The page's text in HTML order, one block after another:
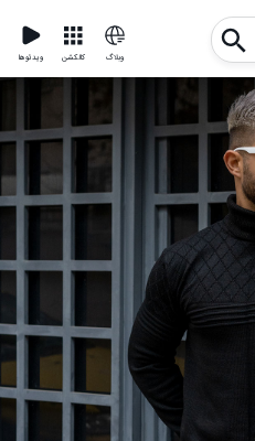
ویدئوها کالکشن وبلاگ